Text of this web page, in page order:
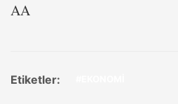
AA
Etiketler: